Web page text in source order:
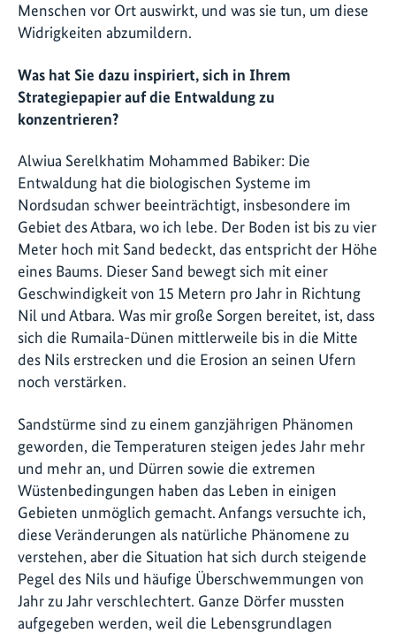
Menschen vor Ort auswirkt, und was sie tun, um diese
Widrigkeiten abzumildern.
Was hat Sie dazu inspiriert, sich in Ihrem
Strategiepapier auf die Entwaldung zu
konzentrieren?
Alwiua Serelkhatim Mohammed Babiker: Die
Entwaldung hat die biologischen Systeme im
Nordsudan schwer beeinträchtigt, insbesondere im
Gebiet des Atbara, wo ich lebe. Der Boden ist bis zu vier
Meter hoch mit Sand bedeckt, das entspricht der Höhe
eines Baums. Dieser Sand bewegt sich mit einer
Geschwindigkeit von 15 Metern pro Jahr in Richtung
Nil und Atbara. Was mir große Sorgen bereitet, ist, dass
sich die Rumaila-Dünen mittlerweile bis in die Mitte
des Nils erstrecken und die Erosion an seinen Ufern
noch verstärken.
Sandstürme sind zu einem ganzjährigen Phänomen
geworden, die Temperaturen steigen jedes Jahr mehr
und mehr an, und Dürren sowie die extremen
Wüstenbedingungen haben das Leben in einigen
Gebieten unmöglich gemacht. Anfangs versuchte ich,
diese Veränderungen als natürliche Phänomene zu
verstehen, aber die Situation hat sich durch steigende
Pegel des Nils und häufige Überschwemmungen von
Jahr zu Jahr verschlechtert. Ganze Dörfer mussten
aufgegeben werden, weil die Lebensgrundlagen